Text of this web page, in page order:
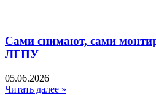
Сами снимают, сами
ЛГПУ​
05.06.2026
Читать далее »